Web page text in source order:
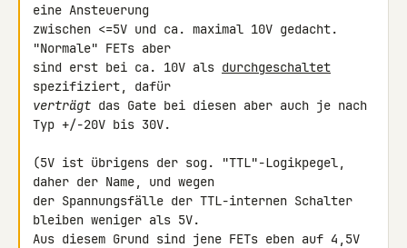
eine Ansteuerung
zwischen <=5V und ca. maximal 10V gedacht.
"Normale" FETs aber
sind erst bei ca. 10V als durchgeschaltet
verträgt das Gate bei diesen aber auch je nach
Typ +/-20V bis 30V.
(5V ist übrigens der sog. "TTL"-Logikpegel,
daher der Name, und wegen
der Spannungsfälle der TTL-internen Schalter
bleiben weniger als 5V.
Aus diesem Grund sind jene FETs eben auf 4,5V